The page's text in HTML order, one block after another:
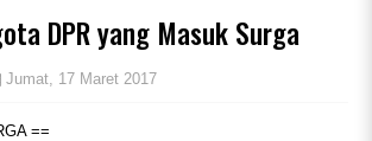
DPR yang Masuk Surga
Jumat, 17 Maret 2017
==